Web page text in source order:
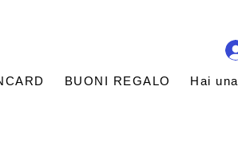
BUONI REGALO Hai